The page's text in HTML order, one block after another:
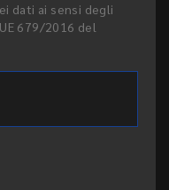
dati ai sensi degli
679/2016 del